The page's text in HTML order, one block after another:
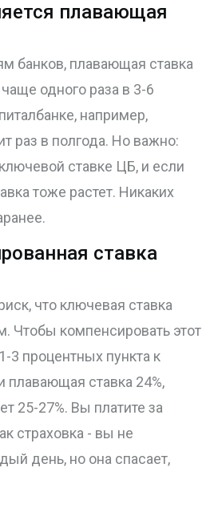
плавающая
банков, плавающая ставка
одного раза в 3-6
например,
раз в полгода. Но важно:
ставке ЦБ, и если
тоже растет. Никаких
ставка
что ключевая ставка
Чтобы компенсировать этот
3 процентных пункта к
плавающая ставка 24%,
25-27%. Вы платите за
страховка - вы не
день, но она спасает,